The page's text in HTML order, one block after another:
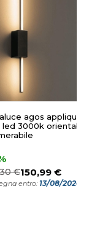
agos applique
led 3000k
€150,99 €
entro: 13/08/2026